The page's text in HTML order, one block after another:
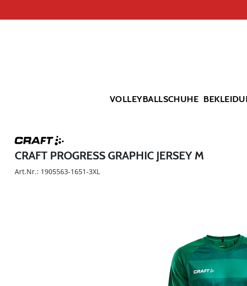
VOLLEYBALLSCHUHE
CRAFT PROGRESS GRAPHIC JERSEY M
Art.Nr.: 1905563-1651-3XL